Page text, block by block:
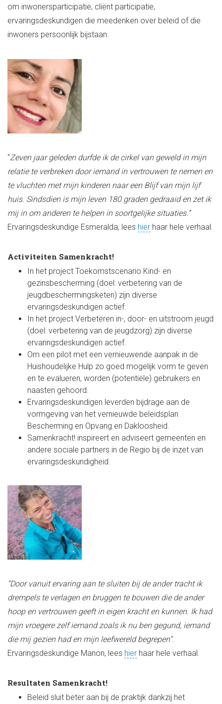
om inwonersparticipatie, cliënt participatie,
ervaringsdeskundigen die meedenken over beleid of die
inwoners persoonlijk bijstaan.
“Zeven jaar geleden durfde ik de cirkel van geweld in mijn
relatie te verbreken door iemand in vertrouwen te nemen en
te vluchten met mijn kinderen naar een Blijf van mijn lijf
huis. Sindsdien is mijn leven 180 graden gedraaid en zet ik
mij in om anderen te helpen in soortgelijke situaties.”
Ervaringsdeskundige Esmeralda, lees hier haar hele verhaal.
Activiteiten Samenkracht!
In het project Toekomstscenario Kind- en
gezinsbescherming (doel: verbetering van de
jeugdbeschermingsketen) zijn diverse
ervaringsdeskundigen actief.
In het project Verbeteren in-, door- en uitstroom jeugd
(doel: verbetering van de jeugdzorg) zijn diverse
ervaringsdeskundigen actief.
Om een pilot met een vernieuwende aanpak in de
Huishoudelijke Hulp zo goed mogelijk vorm te geven
en te evalueren, worden (potentiële) gebruikers en
naasten gehoord.
Ervaringsdeskundigen leverden bijdrage aan de
vormgeving van het vernieuwde beleidsplan
Bescherming en Opvang en Dakloosheid.
Samenkracht! inspireert en adviseert gemeenten en
andere sociale partners in de Regio bij de inzet van
ervaringsdeskundigheid.
“Door vanuit ervaring aan te sluiten bij de ander tracht ik
drempels te verlagen en bruggen te bouwen die de ander
hoop en vertrouwen geeft in eigen kracht en kunnen. Ik had
mijn vroegere zelf iemand zoals ik nu ben gegund, iemand
die mij gezien had en mijn leefwereld begrepen”.
Ervaringsdeskundige Manon, lees hier haar hele verhaal.
Resultaten Samenkracht!
Beleid sluit beter aan bij de praktijk dankzij het